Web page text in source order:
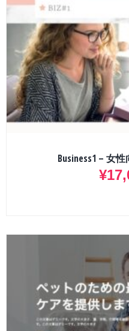
Business1 – 女
¥